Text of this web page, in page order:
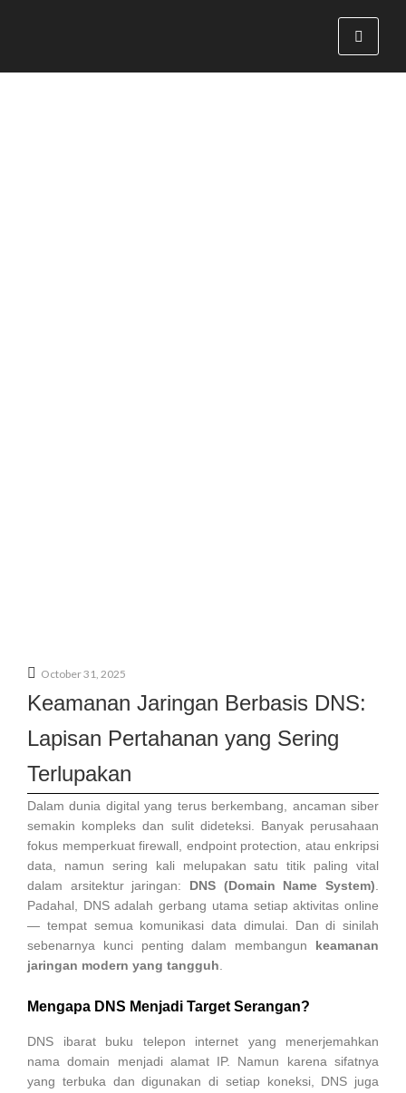
October 31, 2025
Keamanan Jaringan Berbasis DNS:
Lapisan Pertahanan yang Sering
Terlupakan
Dalam dunia digital yang terus berkembang, ancaman siber
semakin kompleks dan sulit dideteksi. Banyak perusahaan
fokus memperkuat firewall, endpoint protection, atau enkripsi
data, namun sering kali melupakan satu titik paling vital
dalam arsitektur jaringan: DNS (Domain Name System)
Padahal, DNS adalah gerbang utama setiap aktivitas online
— tempat semua komunikasi data dimulai. Dan di sinilah
sebenarnya kunci penting dalam membangun keamanan
jaringan modern yang tangguh
Mengapa DNS Menjadi Target Serangan?
DNS ibarat buku telepon internet yang menerjemahkan
nama domain menjadi alamat IP. Namun karena sifatnya
yang terbuka dan digunakan di setiap koneksi, DNS juga